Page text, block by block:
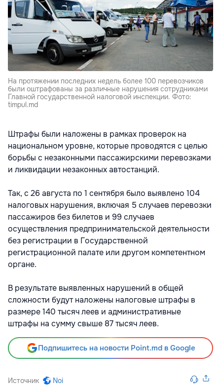
На протяжении последних недель более 100 перевозчиков
были оштрафованы за различные нарушения сотрудниками
Главной государственной налоговой инспекции. Фото:
timpul.md
Штрафы были наложены в рамках проверок на
национальном уровне, которые проводятся с целью
борьбы с незаконными пассажирскими перевозками
и ликвидации незаконных автостанций.
Так, с 26 августа по 1 сентября было выявлено 104
налоговых нарушения, включая 5 случаев перевозки
пассажиров без билетов и 99 случаев
осуществления предпринимательской деятельности
без регистрации в Государственной
регистрационной палате или другом компетентном
органе.
В результате выявленных нарушений в общей
сложности будут наложены налоговые штрафы в
размере 140 тысяч леев и административные
штрафы на сумму свыше 87 тысяч леев.
Подпишитесь на новости Point.md в Google
Источник Noi